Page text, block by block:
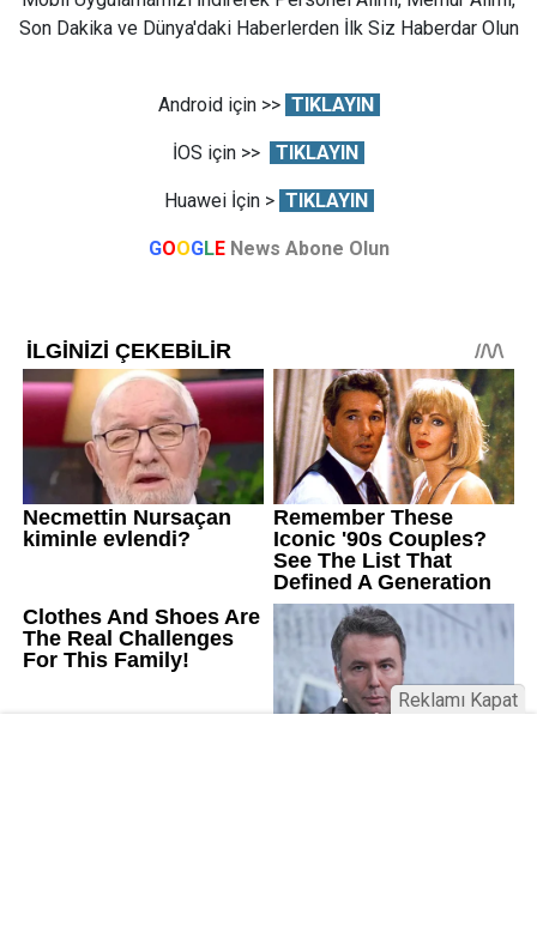
Son Dakika ve Dünya'daki Haberlerden İlk Siz Haberdar Olun
Android için >> TIKLAYIN
İOS için >> TIKLAYIN
Huawei İçin > TIKLAYIN
GOOGLE News Abone Olun
Reklamı Kapat